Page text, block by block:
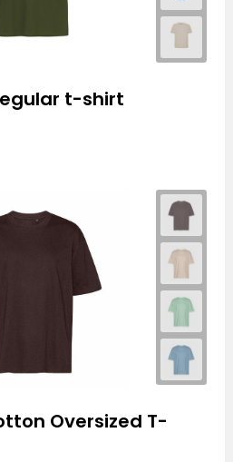
t-shirt
Oversized T-